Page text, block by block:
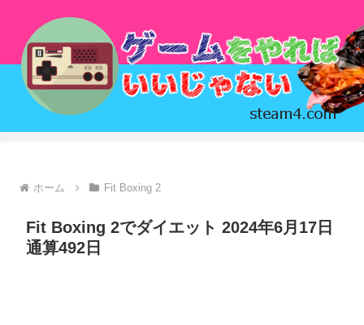
ホーム Fit Boxing 2
Fit Boxing 2でダイエット 2024年6月17日
通算492日